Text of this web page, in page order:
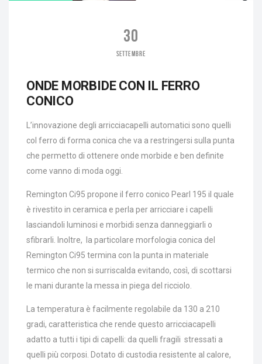
30
SETTEMBRE
ONDE MORBIDE CON IL FERRO
CONICO
L’innovazione degli arricciacapelli automatici sono quelli
col ferro di forma conica che va a restringersi sulla punta
che permetto di ottenere onde morbide e ben definite
come vanno di moda oggi.
Remington Ci95 propone il ferro conico Pearl 195 il quale
è rivestito in ceramica e perla per arricciare i capelli
lasciandoli luminosi e morbidi senza danneggiarli o
sfibrarli. Inoltre, la particolare morfologia conica del
Remington Ci95 termina con la punta in materiale
termico che non si surriscalda evitando, così, di scottarsi
le mani durante la messa in piega del ricciolo.
La temperatura è facilmente regolabile da 130 a 210
gradi, caratteristica che rende questo arricciacapelli
adatto a tutti i tipi di capelli: da quelli fragili stressati a
quelli più corposi. Dotato di custodia resistente al calore,